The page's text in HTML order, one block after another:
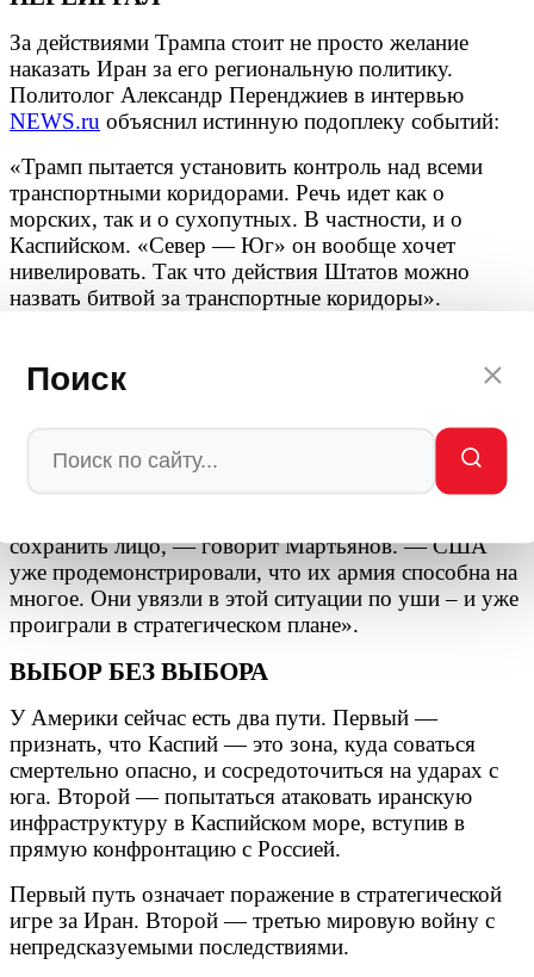
Поиск
За действиями Трампа стоит не просто желание
наказать Иран за его региональную политику.
Политолог Александр Перенджиев в интервью
NEWS.ru объяснил истинную подоплеку событий:
«Трамп пытается установить контроль над всеми
транспортными коридорами. Речь идет как о
морских, так и о сухопутных. В частности, и о
Каспийском. «Север — Юг» он вообще хочет
нивелировать. Так что действия Штатов можно
назвать битвой за транспортные коридоры».
Китаю доступ к ресурсам и рынкам, заблокировать
артерии, по которым движется торговля и военная
поддержка. Но просчет Вашингтона в том, что на
Каспии у них нет козырей.
«Не то чтобы они сейчас хотели этого, правда? И
сохранить лицо, — говорит Мартьянов. — США
уже продемонстрировали, что их армия способна на
многое. Они увязли в этой ситуации по уши – и уже
проиграли в стратегическом плане».
ВЫБОР БЕЗ ВЫБОРА
У Америки сейчас есть два пути. Первый —
признать, что Каспий — это зона, куда соваться
смертельно опасно, и сосредоточиться на ударах с
юга. Второй — попытаться атаковать иранскую
инфраструктуру в Каспийском море, вступив в
прямую конфронтацию с Россией.
Первый путь означает поражение в стратегической
игре за Иран. Второй — третью мировую войну с
непредсказуемыми последствиями.